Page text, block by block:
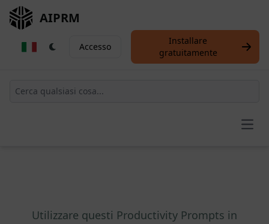
AIPRM
Accesso
Installare
gratuitamente
Utilizzare questi Productivity Prompts in